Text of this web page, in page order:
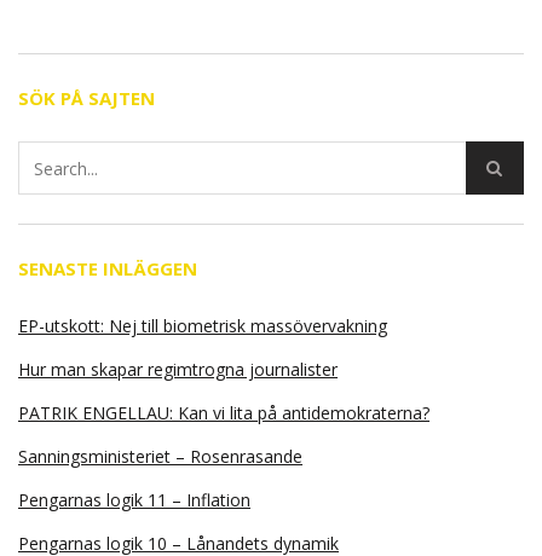
SÖK PÅ SAJTEN
SENASTE INLÄGGEN
EP-utskott: Nej till biometrisk massövervakning
Hur man skapar regimtrogna journalister
PATRIK ENGELLAU: Kan vi lita på antidemokraterna?
Sanningsministeriet – Rosenrasande
Pengarnas logik 11 – Inflation
Pengarnas logik 10 – Lånandets dynamik